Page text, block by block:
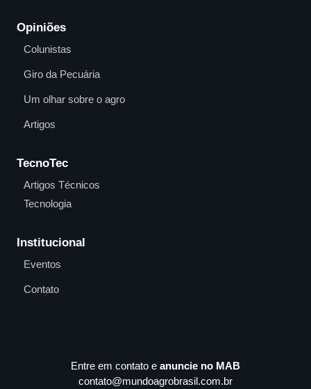
Opiniões
Colunistas
Giro da Pecuária
Um olhar sobre o agro
Artigos
TecnoTec
Artigos Técnicos
Tecnologia
Institucional
Eventos
Contato
Entre em contato e anuncie no MAB
contato@mundoagrobrasil.com.br